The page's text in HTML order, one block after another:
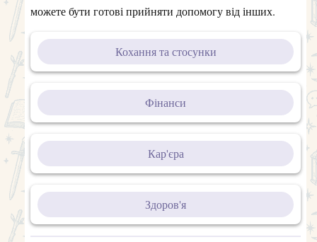
можете бути готові прийняти допомогу від інших.
Кохання та стосунки
Фінанси
Кар'єра
Здоров'я